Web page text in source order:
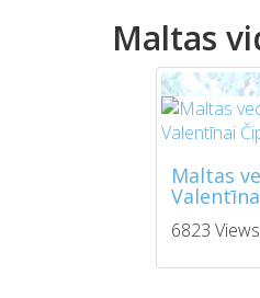
Maltas
Maltas
6823 Views